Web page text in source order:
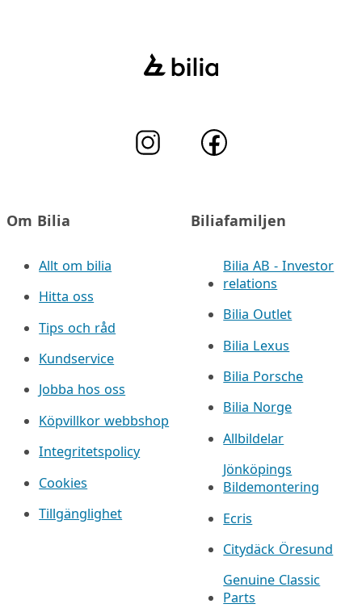
Om Bilia
Allt om bilia
Hitta oss
Tips och råd
Kundservice
Jobba hos oss
Köpvillkor webbshop
Integritetspolicy
Cookies
Tillgänglighet
Biliafamiljen
Bilia AB - Investor
relations
Bilia Outlet
Bilia Lexus
Bilia Porsche
Bilia Norge
Allbildelar
Jönköpings
Bildemontering
Ecris
Citydäck Öresund
Genuine Classic
Parts